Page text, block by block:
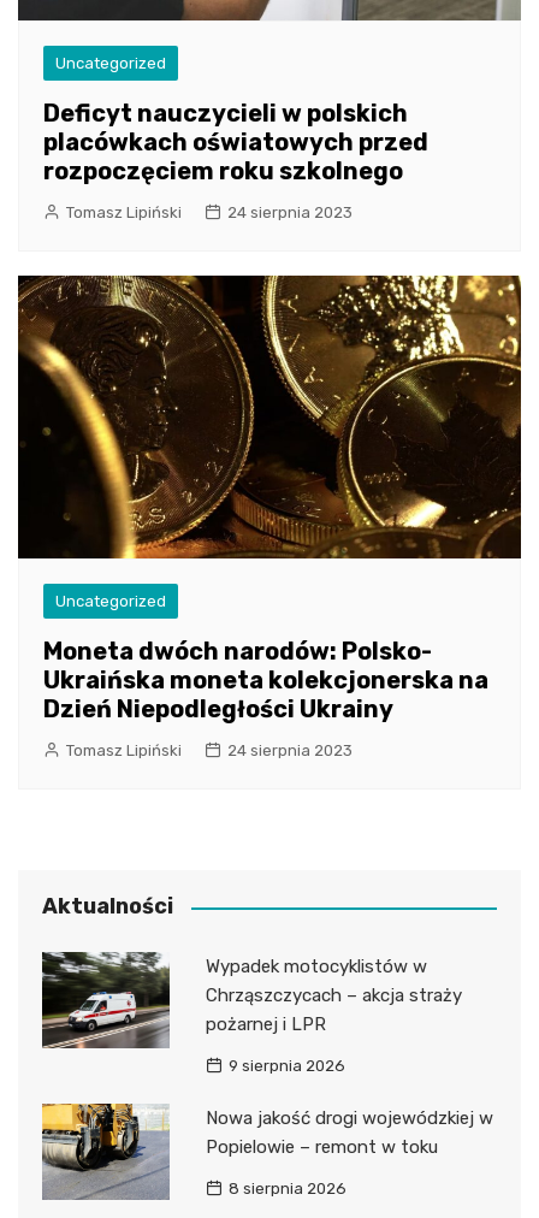
Uncategorized
Deficyt nauczycieli w polskich
placówkach oświatowych przed
rozpoczęciem roku szkolnego
Tomasz Lipiński 24 sierpnia 2023
Uncategorized
Moneta dwóch narodów: Polsko-
Ukraińska moneta kolekcjonerska na
Dzień Niepodległości Ukrainy
Tomasz Lipiński 24 sierpnia 2023
Aktualności
Wypadek motocyklistów w
Chrząszczycach – akcja straży
pożarnej i LPR
9 sierpnia 2026
Nowa jakość drogi wojewódzkiej w
Popielowie – remont w toku
8 sierpnia 2026